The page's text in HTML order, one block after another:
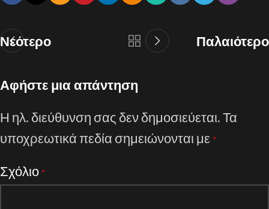
Νεότερο Παλαιότερο
Αφήστε μια απάντηση
Η ηλ. διεύθυνση σας δεν δημοσιεύεται.Τα
υποχρεωτικά πεδία σημειώνονται με *
Σχόλιο *